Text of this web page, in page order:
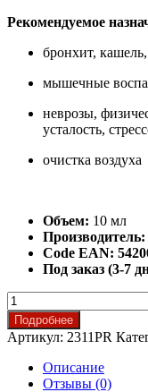
Рекомендуемое
бронхит,
мышечные
неврозы,
усталость,
очистка воздуха
Объем: 10 мл
Производитель:
Code EAN:
Под заказ (3-7
Количество
товара
Пихта
сибирская
эфирное
масло
Подробнее
Артикул: 2311PR
Описание
Отзывы (0)